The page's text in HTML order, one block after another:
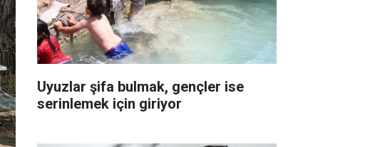
Uyuzlar şifa bulmak, gençler ise
serinlemek için giriyor